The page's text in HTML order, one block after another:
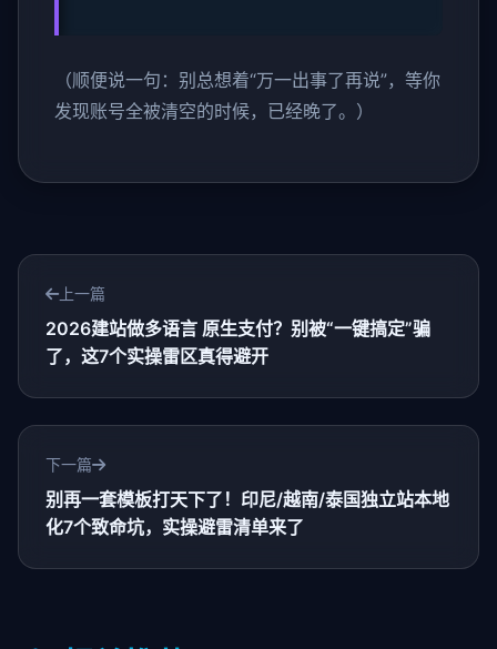
（顺便说一句：别总想着“万一出事了再说”，等你
发现账号全被清空的时候，已经晚了。）
上一篇
2026建站做多语言 原生支付？别被“一键搞定”骗
了，这7个实操雷区真得避开
下一篇
别再一套模板打天下了！印尼/越南/泰国独立站本地
化7个致命坑，实操避雷清单来了